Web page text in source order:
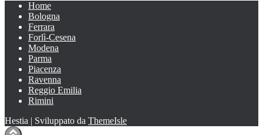
Home
Bologna
Ferrara
Forlì-Cesena
Modena
Parma
Piacenza
Ravenna
Reggio Emilia
Rimini
Hestia | Sviluppato da ThemeIsle